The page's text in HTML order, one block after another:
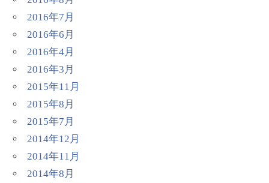
2016年7月
2016年6月
2016年4月
2016年3月
2015年11月
2015年8月
2015年7月
2014年12月
2014年11月
2014年8月